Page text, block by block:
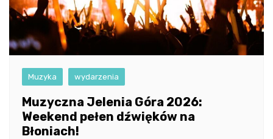
Muzyka wydarzenia
Muzyczna Jelenia Góra 2026:
Weekend pełen dźwięków na
Błoniach!